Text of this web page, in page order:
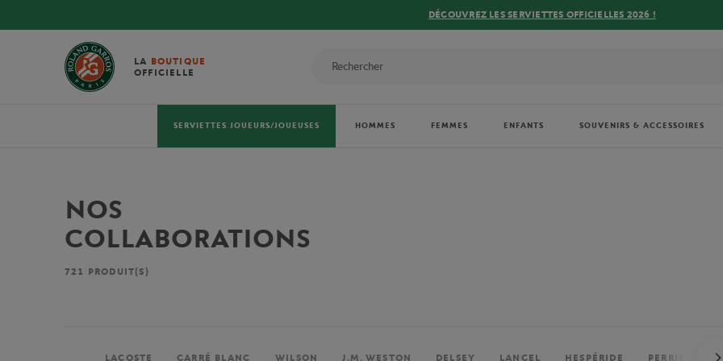
DÉCOUVREZ LES SERVIETTES OFFICIELLES 2026 !
LA BOUTIQUE
OFFICIELLE
SERVIETTES JOUEURS/JOUEUSES HOMMES FEMMES ENFANTS SOUVENIRS & ACCESSOIRES
NOS
COLLABORATIONS
721 PRODUIT(S)
LACOSTE CARRÉ BLANC WILSON J.M. WESTON DELSEY LANCEL HESPÉRIDE PERRIER